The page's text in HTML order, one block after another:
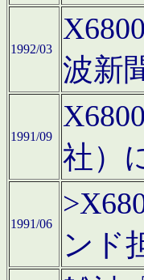
1992/03
波新
1991/09
社）
1991/06
ンド